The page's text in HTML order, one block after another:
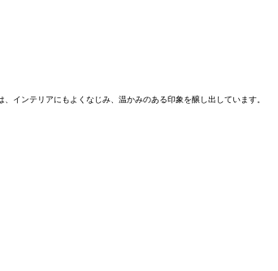
インテリアにもよくなじみ、温かみのある印象を醸し出しています。